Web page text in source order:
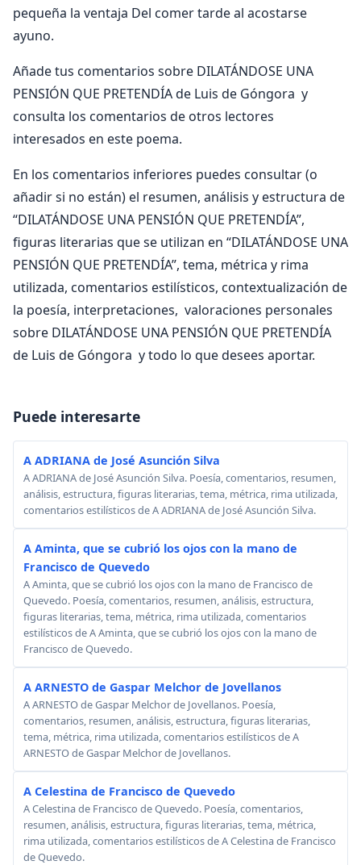
pequeña la ventaja Del comer tarde al acostarse
ayuno.
Añade tus comentarios sobre DILATÁNDOSE UNA
PENSIÓN QUE PRETENDÍA de Luis de Góngora y
consulta los comentarios de otros lectores
interesados en este poema.
En los comentarios inferiores puedes consultar (o
añadir si no están) el resumen, análisis y estructura de
“DILATÁNDOSE UNA PENSIÓN QUE PRETENDÍA”,
figuras literarias que se utilizan en “DILATÁNDOSE UNA
PENSIÓN QUE PRETENDÍA”, tema, métrica y rima
utilizada, comentarios estilísticos, contextualización de
la poesía, interpretaciones, valoraciones personales
sobre DILATÁNDOSE UNA PENSIÓN QUE PRETENDÍA
de Luis de Góngora y todo lo que desees aportar.
Puede interesarte
A ADRIANA de José Asunción Silva
A ADRIANA de José Asunción Silva. Poesía, comentarios, resumen,
análisis, estructura, figuras literarias, tema, métrica, rima utilizada,
comentarios estilísticos de A ADRIANA de José Asunción Silva.
A Aminta, que se cubrió los ojos con la mano de
Francisco de Quevedo
A Aminta, que se cubrió los ojos con la mano de Francisco de
Quevedo. Poesía, comentarios, resumen, análisis, estructura,
figuras literarias, tema, métrica, rima utilizada, comentarios
estilísticos de A Aminta, que se cubrió los ojos con la mano de
Francisco de Quevedo.
A ARNESTO de Gaspar Melchor de Jovellanos
A ARNESTO de Gaspar Melchor de Jovellanos. Poesía,
comentarios, resumen, análisis, estructura, figuras literarias,
tema, métrica, rima utilizada, comentarios estilísticos de A
ARNESTO de Gaspar Melchor de Jovellanos.
A Celestina de Francisco de Quevedo
A Celestina de Francisco de Quevedo. Poesía, comentarios,
resumen, análisis, estructura, figuras literarias, tema, métrica,
rima utilizada, comentarios estilísticos de A Celestina de Francisco
de Quevedo.